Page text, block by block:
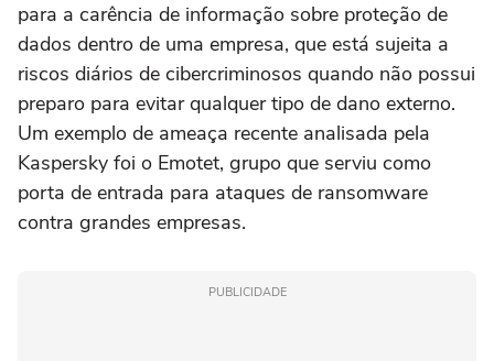
para a carência de informação sobre proteção de
dados dentro de uma empresa, que está sujeita a
riscos diários de cibercriminosos quando não possui
preparo para evitar qualquer tipo de dano externo.
Um exemplo de ameaça recente analisada pela
Kaspersky foi o Emotet, grupo que serviu como
porta de entrada para ataques de ransomware
contra grandes empresas.
PUBLICIDADE